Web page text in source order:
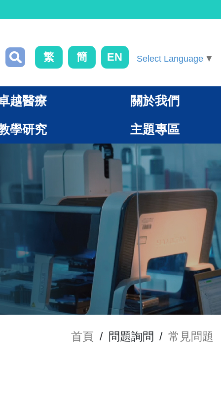
繁 簡 EN Select Language ▼
越醫療 關於我們
學研究 主題專區
首頁 / 問題詢問 / 常見問題